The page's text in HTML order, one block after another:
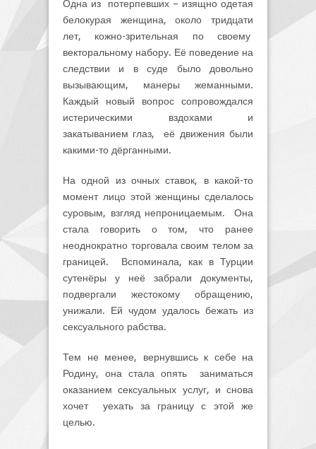
Одна из потерпевших – изящно одетая
белокурая женщина, около тридцати
лет, кожно-зрительная по своему
векторальному набору. Её поведение на
следствии и в суде было довольно
вызывающим, манеры жеманными.
Каждый новый вопрос сопровождался
истерическими вздохами и
закатыванием глаз, её движения были
какими-то дёрганными.
На одной из очных ставок, в какой-то
момент лицо этой женщины сделалось
суровым, взгляд непроницаемым. Она
стала говорить о том, что ранее
неоднократно торговала своим телом за
границей. Вспоминала, как в Турции
сутенёры у неё забрали документы,
подвергали жестокому обращению,
унижали. Ей чудом удалось бежать из
сексуального рабства.
Тем не менее, вернувшись к себе на
Родину, она стала опять заниматься
оказанием сексуальных услуг, и снова
хочет уехать за границу с этой же
целью.